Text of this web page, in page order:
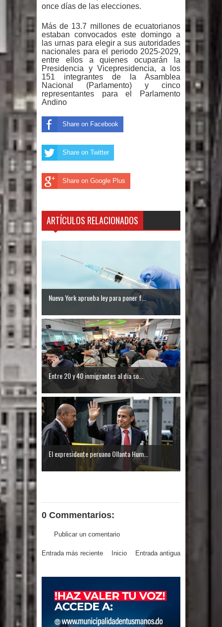
El PRM tendrá desde el próximo
domingo una dirección de hombres
once días de las elecciones.
Más de 13.7 millones de ecuatorianos
estaban convocados este domingo a
las urnas para elegir a sus autoridades
nacionales para el periodo 2025-2029,
entre ellos a quienes ocuparán la
Presidencia y Vicepresidencia, a los
151 integrantes de la Asamblea
Nacional (Parlamento) y cinco
representantes para el Parlamento
Andino
Share on Facebook
Share on Twitter
Share on Google Plus
ARTÍCULOS RELACIONADOS
Nueva York aprueba ley para poner f...
Entre 20 y 40 inmigrantes al día so...
El expresidente peruano Ollanta Hum...
0 Commentarios:
Publicar un comentario
Entrada más reciente Entrada antigua
Inicio